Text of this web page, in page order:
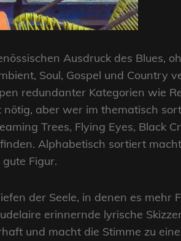
Ausdruck des Blues,
Soul, Gospel und Country
redundanter Kategorien wie
aber wer im thematisch
Trees, Flying Eyes, Black
Alphabetisch sortiert
Figur.
der Seele, in denen es mehr
erinnernde lyrische
und macht die Stimme zu